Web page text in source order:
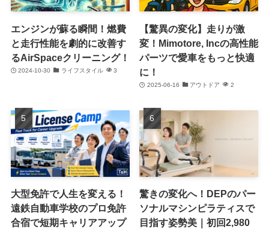
エンジンが蘇る瞬間！燃費
と走行性能を劇的に改善す
るAirSpaceクリーニング！
2024-10-30 ライフスタイル 3
【驚異の変化】走りが激
変！Mimotore, Incの高性能
パーツで愛車をもっと快適
に！
2025-06-16 アウトドア 2
大型免許で人生を変える！
遠鉄自動車学校のプロ免許
合宿で短期キャリアアップ
驚きの変化へ！DEPのパー
ソナルマシンピラティスで
目指す姿勢美｜初回2,980